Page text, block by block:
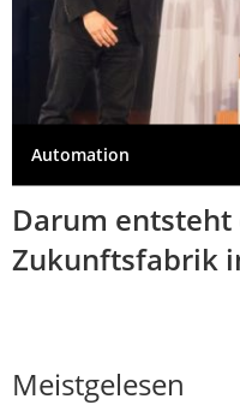
Automation
Darum entsteht
Zukunftsfabrik
Meistgelesen